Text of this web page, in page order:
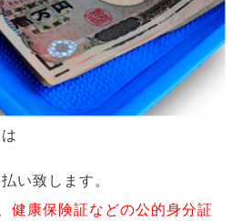
い致します。
健康保険証などの公的身分証